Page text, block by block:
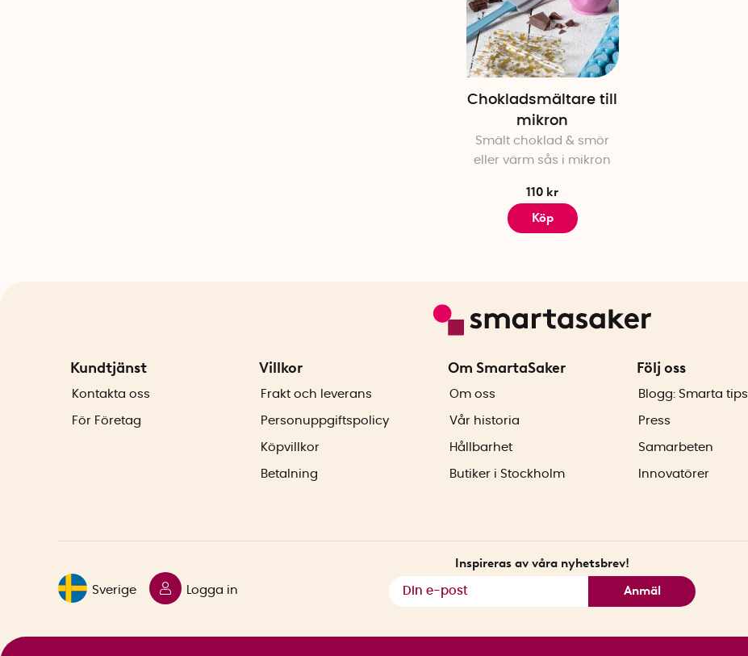
Chokladsmältare till
mikron
Smält choklad & smör
eller värm sås i mikron
110 kr
Köp
Kundtjänst
Kontakta oss
För Företag
Villkor
Frakt och leverans
Personuppgiftspolicy
Köpvillkor
Betalning
Om SmartaSaker
Om oss
Vår historia
Hållbarhet
Butiker i Stockholm
Följ oss
Blogg: Smarta tips
Press
Samarbeten
Innovatörer
Sverige Logga in
Inspireras av våra nyhetsbrev!
Anmäl